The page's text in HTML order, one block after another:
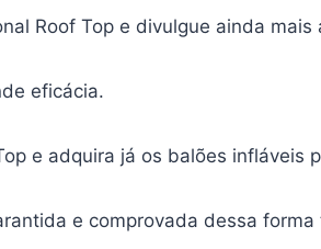
Roof Top e divulgue ainda
eficácia.
e adquira já os balões infláveis
e comprovada dessa